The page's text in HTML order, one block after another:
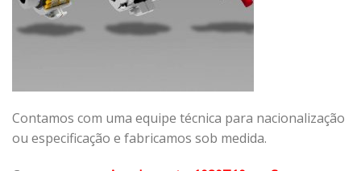
Contamos com uma equipe técnica para nacionalização
ou especificação e fabricamos sob medida.